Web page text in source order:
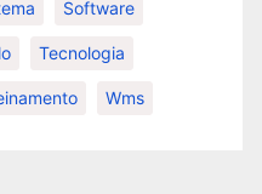
Software
Tecnologia
Wms